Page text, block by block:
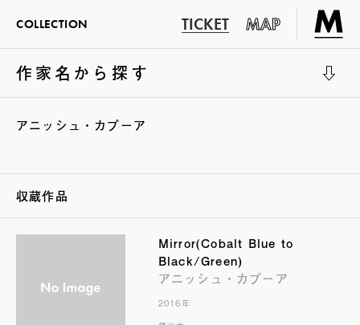
COLLECTION TICKET MAP
作家名から探す
展示室1
アニッシュ・カプーア
収蔵作品
Mirror(Cobalt Blue to
Black/Green)
アニッシュ・カプーア
2016年